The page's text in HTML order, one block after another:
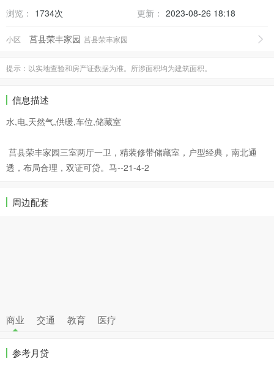
浏览： 1734次 更新： 2023-08-26 18:18
小区 莒县荣丰家园 莒县荣丰家园
提示：以实地查验和房产证数据为准。所涉面积均为建筑面积。
信息描述
水,电,天然气,供暖,车位,储藏室
莒县荣丰家园三室两厅一卫，精装修带储藏室，户型经典，南北通
透，布局合理，双证可贷。马--21-4-2
周边配套
商业 交通 教育 医疗
参考月贷